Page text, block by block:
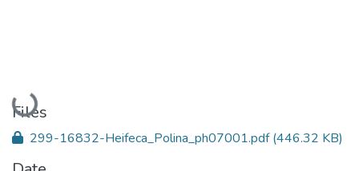
Loading...
Files
299-16832-Heifeca_Polina_ph07001.pdf(446.32 KB)